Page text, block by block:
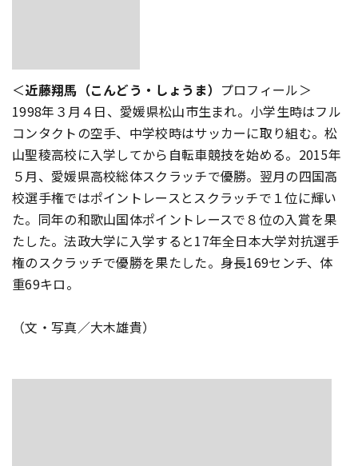
＜近藤翔馬（こんどう・しょうま） プロフィール＞
1998年３月４日、愛媛県松山市生まれ。小学生時はフル
コンタクトの空手、中学校時はサッカーに取り組む。松
山聖稜高校に入学してから自転車競技を始める。2015年
５月、愛媛県高校総体スクラッチで優勝。翌月の四国高
校選手権ではポイントレースとスクラッチで１位に輝い
た。同年の和歌山国体ポイントレースで８位の入賞を果
たした。法政大学に入学すると17年全日本大学対抗選手
権のスクラッチで優勝を果たした。身長169センチ、体
重69キロ。
（文・写真／大木雄貴）